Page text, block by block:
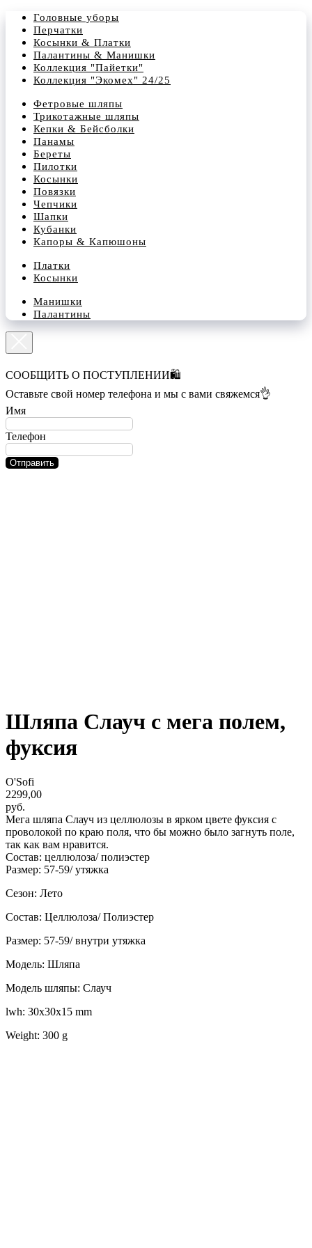
Головные уборы
Перчатки
Косынки & Платки
Палантины & Манишки
Коллекция "Пайетки"
Коллекция "Экомех" 24/25
Фетровые шляпы
Трикотажные шляпы
Кепки & Бейсболки
Панамы
Береты
Пилотки
Косынки
Повязки
Чепчики
Шапки
Кубанки
Капоры & Капюшоны
Платки
Косынки
Манишки
Палантины
СООБЩИТЬ О ПОСТУПЛЕНИИ🛍️
Оставьте свой номер телефона и мы с вами свяжемся👌
Имя
Телефон
Отправить
Шляпа Слауч с мега полем,
фуксия
O'Sofi
2299,00
руб.
Мега шляпа Слауч из целлюлозы в ярком цвете фуксия с
проволокой по краю поля, что бы можно было загнуть поле,
так как вам нравится.
Состав: целлюлоза/ полиэстер
Размер: 57-59/ утяжка
Сезон: Лето
Состав: Целлюлоза/ Полиэстер
Размер: 57-59/ внутри утяжка
Модель: Шляпа
Модель шляпы: Слауч
lwh: 30x30x15 mm
Weight: 300 g